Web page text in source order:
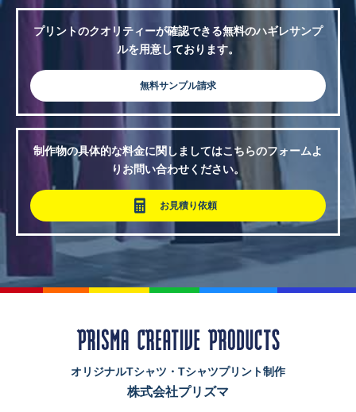
プリントのクオリティーが確認できる無料のハギレサンプ
ルを用意しております。
無料サンプル請求
制作物の具体的な料金に関しましてはこちらのフォームよ
りお問い合わせください。
お見積り依頼
オリジナルTシャツ・Tシャツプリント制作
株式会社プリズマ